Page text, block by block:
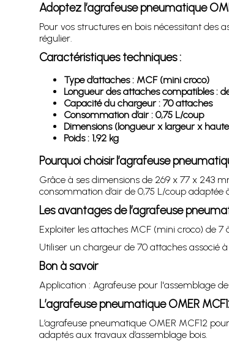
Adoptez l’agrafeuse pneumatique
Pour vos structures en bois nécessitant des
régulier.
Caractéristiques techniques :
Type d’attaches : MCF (mini croco)
Longueur des attaches compatibles :
Capacité du chargeur : 70 attaches
Consommation d’air : 0,75 L/coup
Dimensions (longueur x largeur x
Poids : 1,92 kg
Pourquoi choisir l’agrafeuse
Grâce à ses dimensions de 269 x 77 x 243
consommation d’air de 0,75 L/coup adaptée
Les avantages de l’agrafeuse
Exploiter les attaches MCF (mini croco) de 7
Utiliser un chargeur de 70 attaches associé
Bon à savoir
Application : Agrafeuse pour l'assemblage
L’agrafeuse pneumatique OMER
L’agrafeuse pneumatique OMER MCF12
adaptés aux travaux d’assemblage bois.